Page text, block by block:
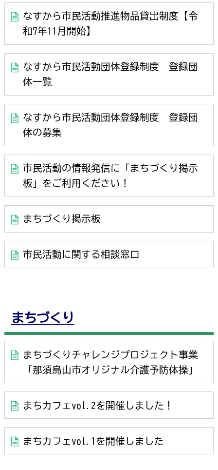
なすから市民活動推進物品貸出制度【令
和7年11月開始】
なすから市民活動団体登録制度 登録団
体一覧
なすから市民活動団体登録制度 登録団
体の募集
市民活動の情報発信に「まちづくり掲示
板」をご利用ください！
まちづくり掲示板
市民活動に関する相談窓口
まちづくり
まちづくりチャレンジプロジェクト事業
「那須烏山市オリジナル介護予防体操」
まちカフェvol.2を開催しました！
まちカフェvol.1を開催しました